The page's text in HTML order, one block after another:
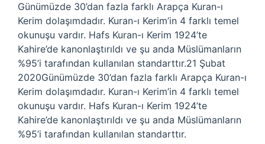
Günümüzde 30’dan fazla farklı Arapça Kuran-ı
Kerim dolaşımdadır. Kuran-ı Kerim’in 4 farklı temel
okunuşu vardır. Hafs Kuran-ı Kerim 1924’te
Kahire’de kanonlaştırıldı ve şu anda Müslümanların
%95’i tarafından kullanılan standarttır.21 Şubat
2020Günümüzde 30’dan fazla farklı Arapça Kuran-ı
Kerim dolaşımdadır. Kuran-ı Kerim’in 4 farklı temel
okunuşu vardır. Hafs Kuran-ı Kerim 1924’te
Kahire’de kanonlaştırıldı ve şu anda Müslümanların
%95’i tarafından kullanılan standarttır.